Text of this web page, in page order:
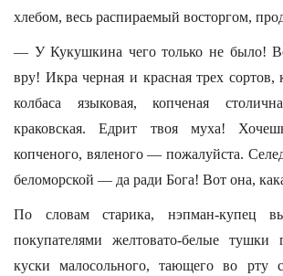
хлебом, весь распираемый восторгом,
— У Кукушкина чего только не было!
вру! Икра черная и красная трех сортов,
колбаса языковая, копченая
краковская. Едрит твоя муха!
копченого, вяленого — пожалуйста.
беломорской — да ради Бога! Вот она,
По словам старика, нэпман-купец
покупателями желтовато-белые тушки
куски малосольного, тающего во рту